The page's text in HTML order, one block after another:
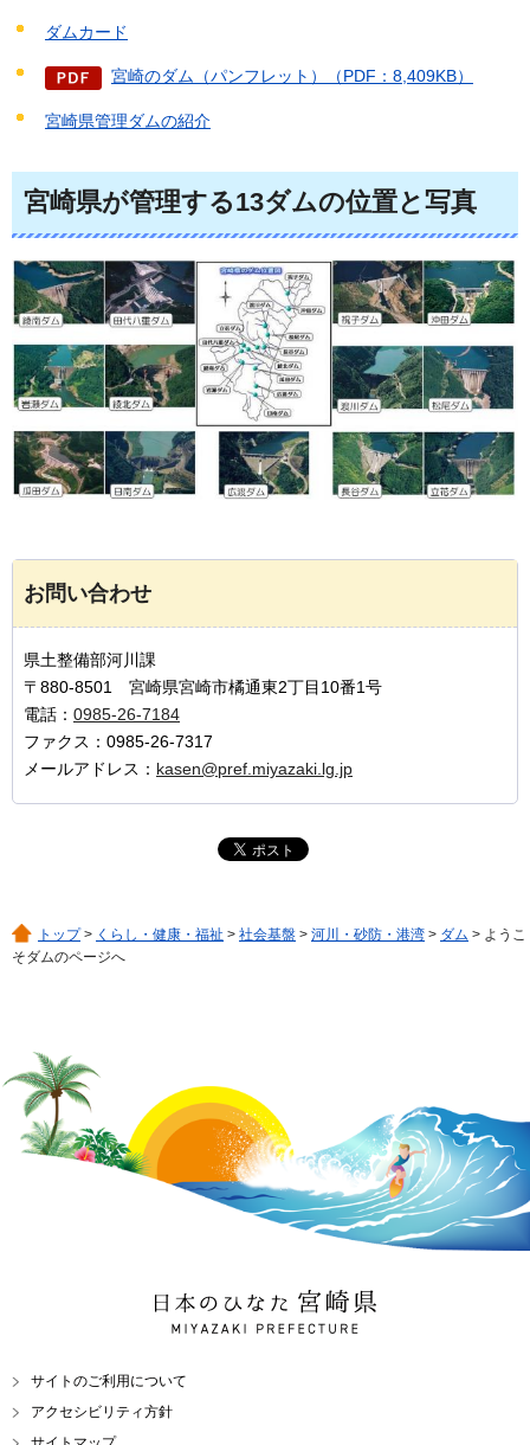
ダムカード
宮崎のダム（パンフレット）（PDF：8,409KB）
宮崎県管理ダムの紹介
宮崎県が管理する13ダムの位置と写真
お問い合わせ
県土整備部河川課
〒880-8501 宮崎県宮崎市橘通東2丁目10番1号
電話： 0985-26-7184
ファクス：0985-26-7317
メールアドレス： kasen@pref.miyazaki.lg.jp
トップ> くらし・健康・福祉 > 社会基盤 > 河川・砂防・港湾 > ダム > ようこ
そダムのページへ
日本のひなた 宮崎県
MIYAZAKI PREFECTURE
サイトのご利用について
アクセシビリティ方針